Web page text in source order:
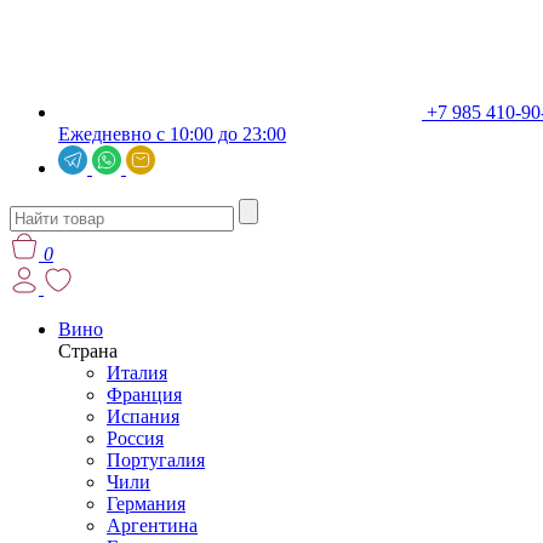
+7 985 410-
Ежедневно с 10:00 до 23:00
0
Вино
Страна
Италия
Франция
Испания
Россия
Португалия
Чили
Германия
Аргентина